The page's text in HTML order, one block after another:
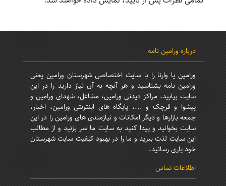
درباره ورامین نامه
ورامین یا وارنا را با سایت اختصاصی شهرستان ورامین یعنی
ورامین نامه بشناسید و هر آنچه به آن نیاز دارید را در این
سایت بیابید. مراکز دیدنی ورامین، مشاغل، شهدای ورامین و
پیشوا و قرچک و ...، پایگاه های اینترنتی ورامین، اخبار،
جمعه بازارها و دیگر امکانات و نیازمندی های ورامین را در این
سایت بخوانید و پیدا کنید به سایت ما سر بزنید و از مطالب
این سایت لذت ببرید و ما را در بهبود کیفیت سایت شهرستان
خود یاری رسانید.
اطلاعات تماس